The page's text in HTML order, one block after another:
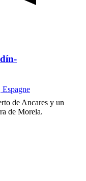
de Ancares y un
de Morela.